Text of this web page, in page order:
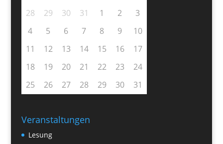
28 29 30 31 1 2
3
4
5 6 7 8 9
10
11
12 13 14 15 16
17
18
19 20 21 22 23
24
25
26 27 28 29 30 31
Veranstaltungen
Lesung